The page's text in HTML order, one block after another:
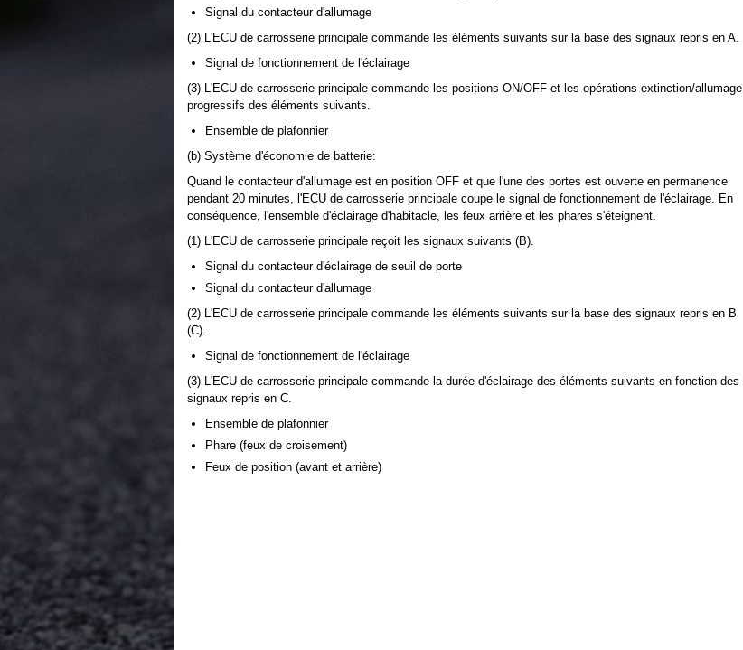
Signal du contacteur d'allumage
(2) L'ECU de carrosserie principale commande les éléments suivants sur la base des signaux repris en A.
Signal de fonctionnement de l'éclairage
(3) L'ECU de carrosserie principale commande les positions ON/OFF et les opérations extinction/allumage
progressifs des éléments suivants.
Ensemble de plafonnier
(b) Système d'économie de batterie:
Quand le contacteur d'allumage est en position OFF et que l'une des portes est ouverte en permanence
pendant 20 minutes, l'ECU de carrosserie principale coupe le signal de fonctionnement de l'éclairage. En
conséquence, l'ensemble d'éclairage d'habitacle, les feux arrière et les phares s'éteignent.
(1) L'ECU de carrosserie principale reçoit les signaux suivants (B).
Signal du contacteur d'éclairage de seuil de porte
Signal du contacteur d'allumage
(2) L'ECU de carrosserie principale commande les éléments suivants sur la base des signaux repris en B
(C).
Signal de fonctionnement de l'éclairage
(3) L'ECU de carrosserie principale commande la durée d'éclairage des éléments suivants en fonction des
signaux repris en C.
Ensemble de plafonnier
Phare (feux de croisement)
Feux de position (avant et arrière)